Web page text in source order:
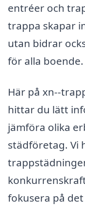
entréer och
trappa skapar
utan bidrar
för alla boende.
Här på xn--
hittar du lätt
jämföra olika
städföretag. Vi
fokusera på